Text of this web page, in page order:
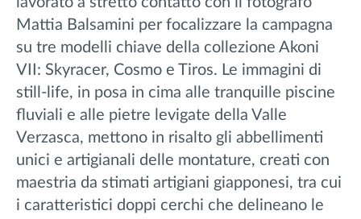
Mattia Balsamini per focalizzare la campagna
su tre modelli chiave della collezione Akoni
VII: Skyracer, Cosmo e Tiros. Le immagini di
still-life, in posa in cima alle tranquille piscine
fluviali e alle pietre levigate della Valle
Verzasca, mettono in risalto gli abbellimenti
unici e artigianali delle montature, creati con
maestria da stimati artigiani giapponesi, tra cui
i caratteristici doppi cerchi che delineano le